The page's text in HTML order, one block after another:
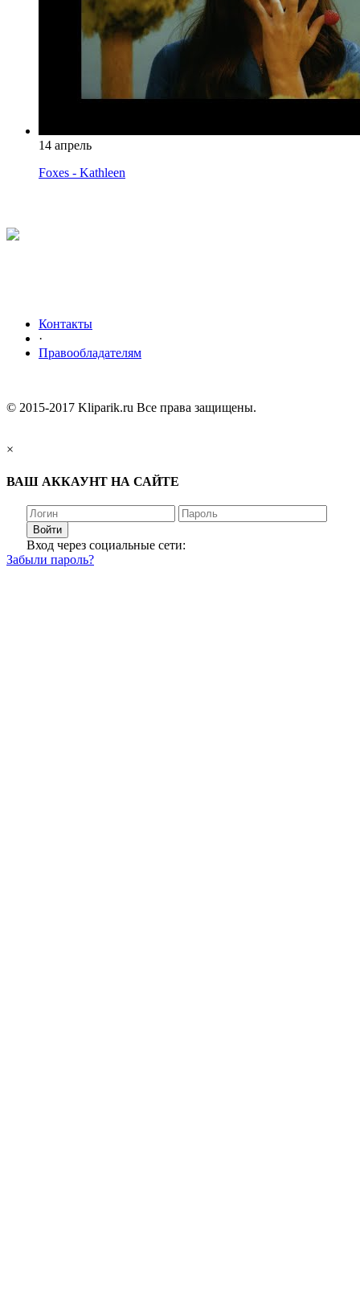
14 апрель
Foxes - Kathleen
Контакты
·
Правообладателям
© 2015-2017 Kliparik.ru Все права защищены.
×
ВАШ АККАУНТ НА САЙТЕ
Войти
Вход через социальные сети:
Забыли пароль?